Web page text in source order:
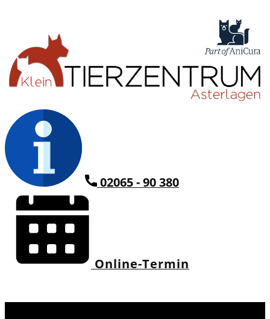
02065 - 90 380
Online-Termin